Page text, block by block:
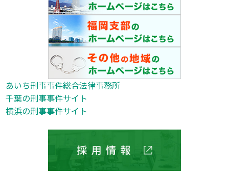
あいち刑事事件総合法律事務所
千葉の刑事事件サイト
横浜の刑事事件サイト